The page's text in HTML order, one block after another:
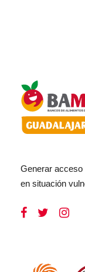
Generar acceso
en situación